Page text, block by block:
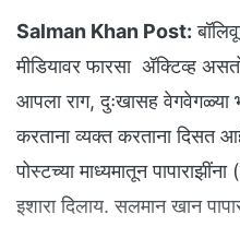
Salman Khan Post:
मीडियावर फारसा ॲक्टिव्ह
आपला राग, दुःखासह वेगवेगळ्या
करताना व्यक्त करताना दिसत
पोस्टच्या माध्यमातून
इशारा दिलाय. सलमान खान